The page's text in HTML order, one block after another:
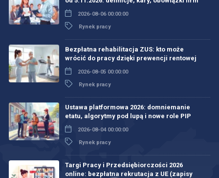
2026-08-06 00:00:00
Rynek pracy
Bezpłatna rehabilitacja ZUS: kto może
wrócić do pracy dzięki prewencji rentowej
2026-08-05 00:00:00
Rynek pracy
Ustawa platformowa 2026: domniemanie
etatu, algorytmy pod lupą i nowe role PIP
2026-08-04 00:00:00
Rynek pracy
Targi Pracy i Przedsiębiorczości 2026
online: bezpłatna rekrutacja z UE (zapisy